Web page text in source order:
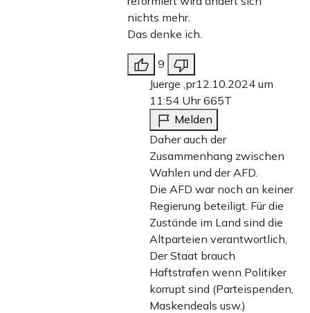
nichts mehr.
Das denke ich.
9
Juerge ,pr12.10.2024 um
11:54 Uhr665T
Melden
Daher auch der
Zusammenhang zwischen
Wahlen und der AFD.
Die AFD war noch an keiner
Regierung beteiligt. Für die
Zustände im Land sind die
Altparteien verantwortlich,
Der Staat brauch
Haftstrafen wenn Politiker
korrupt sind (Parteispenden,
Maskendeals usw.)